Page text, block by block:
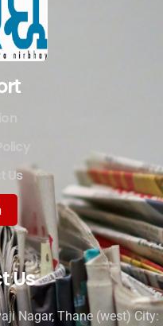
Us
Us
Nagar, Thane (west) City: